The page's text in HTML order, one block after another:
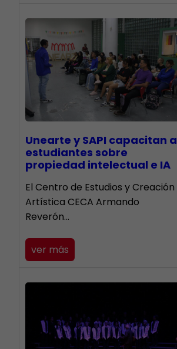
Unearte y SAPI capacitan a
estudiantes sobre
propiedad intelectual e IA
El Centro de Estudios y Creación
Artística CECA Armando
Reverón…
ver más